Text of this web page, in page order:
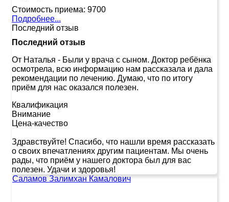
Стоимость приема: 9700
Подробнее...
Последний отзыв
Последний отзыв
От Наталья - Были у врача с сыном. Доктор ребёнка
осмотрела, всю информацию нам рассказала и дала
рекомендации по лечению. Думаю, что по итогу
приём для нас оказался полезен.
Квалификация
Внимание
Цена-качество
Здравствуйте! Спасибо, что нашли время рассказать
о своих впечатлениях другим пациентам. Мы очень
рады, что приём у нашего доктора был для вас
полезен. Удачи и здоровья!
Саламов Залимхан Камалович